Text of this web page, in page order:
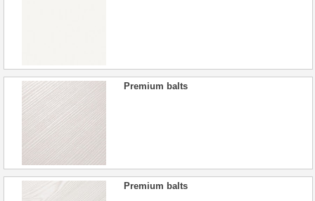
Premium balts
Premium balts